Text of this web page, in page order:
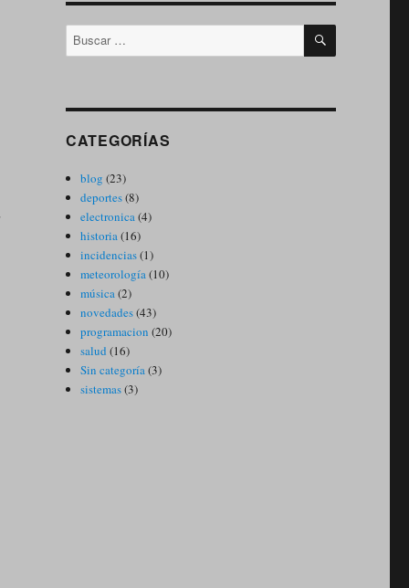
Buscar
por:
BUSCAR
CATEGORÍAS
blog (23)
deportes(8)
electronica(4)
historia(16)
incidencias(1)
meteorología(10)
música(2)
novedades(43)
programacion (20)
salud (16)
Sin categoría(3)
sistemas(3)